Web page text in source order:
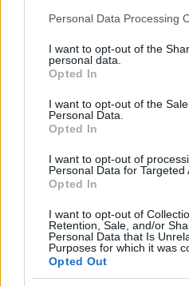
Please note that this website/
not limited to your visit or usage
grant or deny consent to
use your data for below
consent section.
Personal Data Processing
I want to opt-out of the
personal data.
Opted In
I want to opt-out of the
Personal Data.
Opted In
I want to opt-out of
Personal Data for Targeted
Opted In
I want to opt-out of
Retention, Sale, and/or
Personal Data that Is
Purposes for which it was
Opted Out
Redução histórica do
Beatriz Almeida · 7 ago 2026